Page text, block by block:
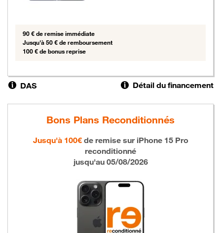
90 € de remise immédiate
Jusqu'à 50 € de remboursement
100 € de bonus reprise
DAS Détail du financement
Bons Plans Reconditionnés
Jusqu'à 100€de remise sur iPhone 15 Pro
reconditionné
jusqu'au 05/08/2026